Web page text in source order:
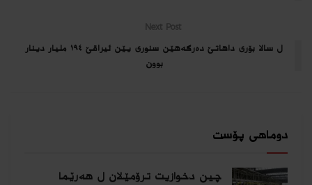
Next Post
ل سالا بۆرى داهاتێ ده‌رگه‌هێن سنورى یێن ئیراقێ ١٩٤ ملیار دینار
بوون
دوماهی پۆست
چین دخوازیت ترۆمێلان ل هەرێما